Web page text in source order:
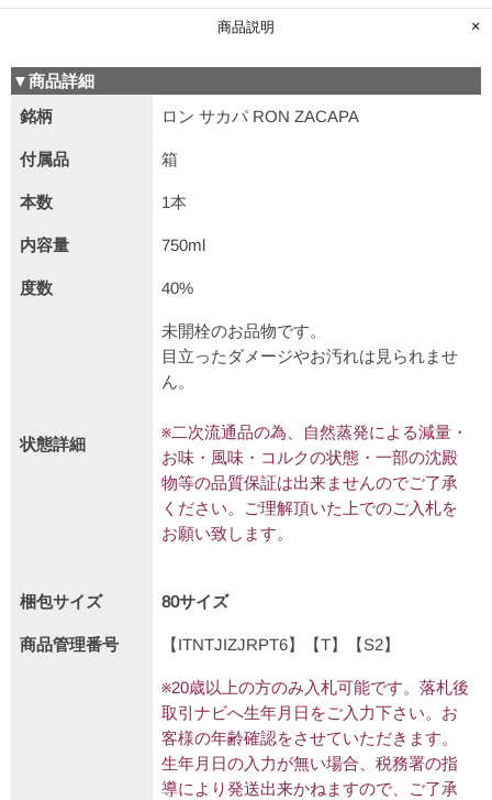
商品説明
▼商品詳細
銘柄
ロン サカパ RON ZACAPA
付属品 箱
本数 1本
内容量 750ml
度数 40%
状態詳細
未開栓のお品物です。
目立ったダメージやお汚れは見られませ
ん。
※二次流通品の為、自然蒸発による減量・
お味・風味・コルクの状態・一部の沈殿
物等の品質保証は出来ませんのでご了承
ください。ご理解頂いた上でのご入札を
お願い致します。
梱包サイズ 80サイズ
商品管理番号 【ITNTJIZJRPT6】【T】【S2】
※20歳以上の方のみ入札可能です。落札後
取引ナビへ生年月日をご入力下さい。お
客様の年齢確認をさせていただきます。
生年月日の入力が無い場合、税務署の指
導により発送出来かねますので、ご了承